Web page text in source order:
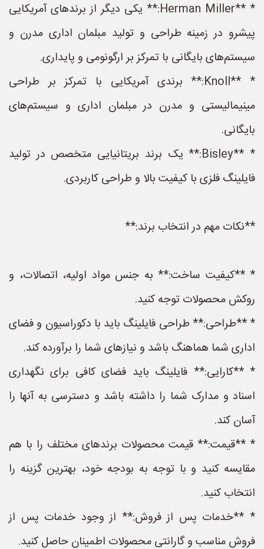
* **Herman Miller:** یکی دیگر از برندهای آمریکایی
پیشرو در زمینه طراحی و تولید مبلمان اداری مدرن و
سیستم‌های بایگانی با تمرکز بر ارگونومی و پایداری.
* **Knoll:** برندی آمریکایی با تمرکز بر طراحی
مینیمالیستی و مدرن در مبلمان اداری و سیستم‌های
بایگانی.
* **Bisley:** یک برند بریتانیایی متخصص در تولید
فایلینگ فلزی با کیفیت بالا و طراحی کاربردی.
**نکات مهم در انتخاب برند:**
* **کیفیت ساخت:** به جنس مواد اولیه، اتصالات، و
روکش محصولات توجه کنید.
* **طراحی:** طراحی فایلینگ باید با دکوراسیون و فضای
اداری شما هماهنگ باشد و نیازهای شما را برآورده کند.
* **کارایی:** فایلینگ باید فضای کافی برای نگهداری
اسناد و مدارک شما را داشته باشد و دسترسی به آنها را
آسان کند.
* **قیمت:** قیمت محصولات برندهای مختلف را با هم
مقایسه کنید و با توجه به بودجه خود، بهترین گزینه را
انتخاب کنید.
* **خدمات پس از فروش:** از وجود خدمات پس از
فروش مناسب و گارانتی محصولات اطمینان حاصل کنید.